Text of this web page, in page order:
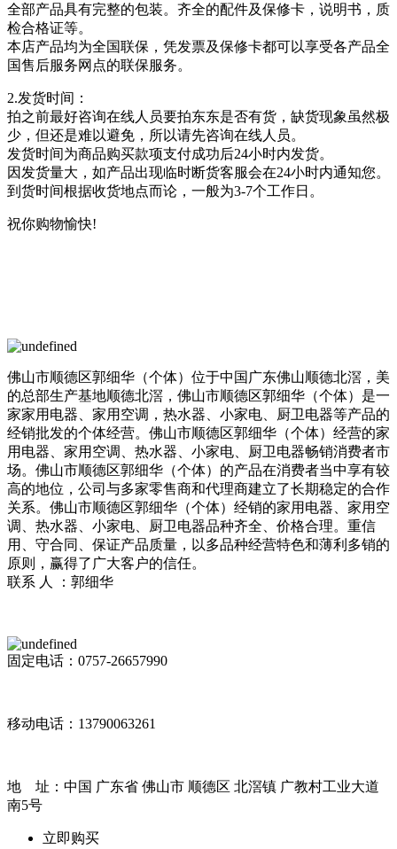
全部产品具有完整的包装。齐全的配件及保修卡，说明书，质
检合格证等。
本店产品均为全国联保，凭发票及保修卡都可以享受各产品全
国售后服务网点的联保服务。
2.发货时间：
拍之前最好咨询在线人员要拍东东是否有货，缺货现象虽然极
少，但还是难以避免，所以请先咨询在线人员。
发货时间为商品购买款项支付成功后24小时内发货。
因发货量大，如产品出现临时断货客服会在24小时内通知您。
到货时间根据收货地点而论，一般为3-7个工作日。
祝你购物愉快!
佛山市顺德区郭细华（个体）位于中国广东佛山顺德北滘，美
的总部生产基地顺德北滘，佛山市顺德区郭细华（个体）是一
家家用电器、家用空调，热水器、小家电、厨卫电器等产品的
经销批发的个体经营。佛山市顺德区郭细华（个体）经营的家
用电器、家用空调、热水器、小家电、厨卫电器畅销消费者市
场。佛山市顺德区郭细华（个体）的产品在消费者当中享有较
高的地位，公司与多家零售商和代理商建立了长期稳定的合作
关系。佛山市顺德区郭细华（个体）经销的家用电器、家用空
调、热水器、小家电、厨卫电器品种齐全、价格合理。重信
用、守合同、保证产品质量，以多品种经营特色和薄利多销的
原则，赢得了广大客户的信任。
联系 人 ：郭细华
固定电话：0757-26657990
移动电话：13790063261
地 址：中国 广东省 佛山市 顺德区 北滘镇 广教村工业大道
南5号
立即购买